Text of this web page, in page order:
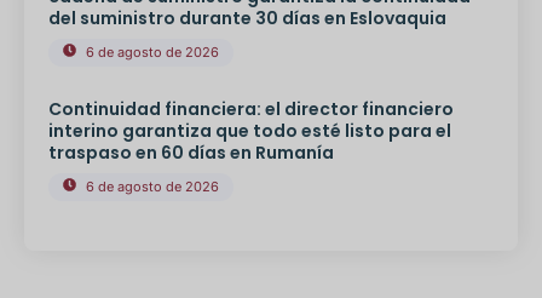
del suministro durante 30 días en Eslovaquia
6 de agosto de 2026
Continuidad financiera: el director financiero
interino garantiza que todo esté listo para el
traspaso en 60 días en Rumanía
6 de agosto de 2026